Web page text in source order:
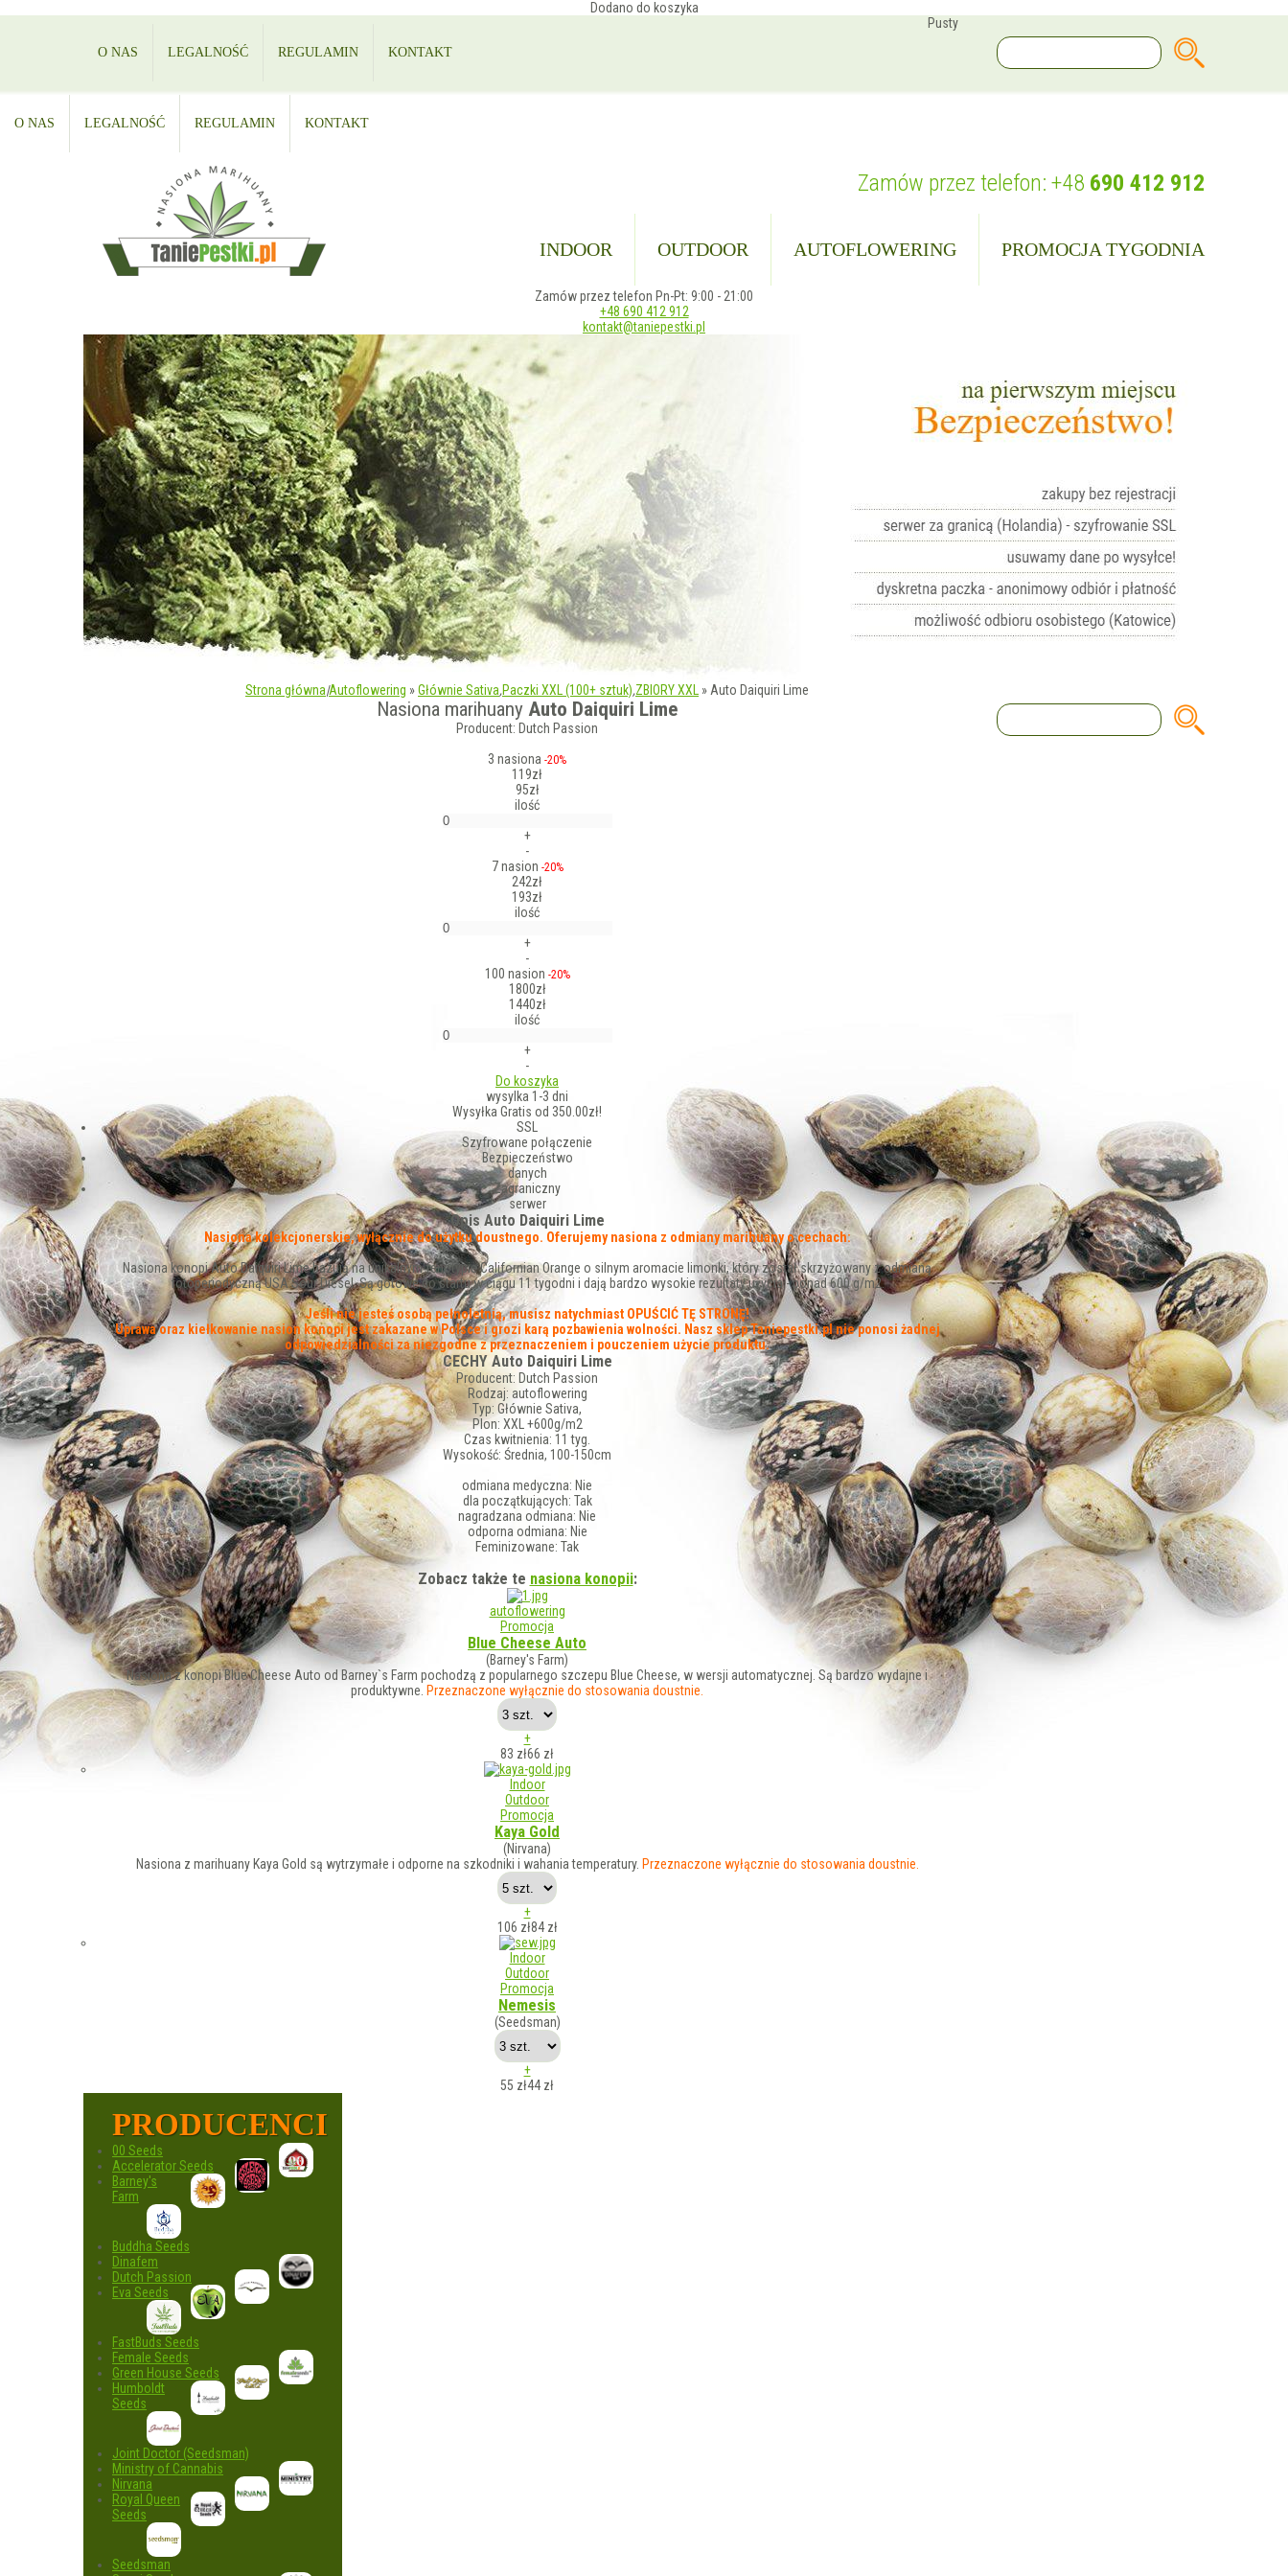
Dodano do koszyka
O NAS LEGALNOŚĆ REGULAMIN KONTAKT
Pusty
O NAS LEGALNOŚĆ REGULAMIN KONTAKT
Zamów przez telefon: +48 690 412 912
PROMOCJA TYGODNIA
AUTOFLOWERING
OUTDOOR
INDOOR
Zamów przez telefon Pn-Pt: 9:00 - 21:00
+48 690 412 912
kontakt@taniepestki.pl
Strona główna|Autoflowering »Głównie Sativa,Paczki XXL (100+ sztuk),ZBIORY XXL » Auto Daiquiri Lime
Nasiona marihuany Auto Daiquiri Lime
Producent: Dutch Passion
3 nasiona -20%
119zł
95zł
ilość
+
-
7 nasion -20%
242zł
193zł
ilość
+
-
100 nasion -20%
1800zł
1440zł
ilość
+
-
Do koszyka
wysylka 1-3 dni
Wysyłka Gratis od 350.00zł!
SSL
Szyfrowane połączenie
Bezpieczeństwo
danych
Zagraniczny
serwer
Opis Auto Daiquiri Lime
Nasiona kolekcjonerskie, wyłącznie do użytku doustnego. Oferujemy nasiona z odmiany marihuany o cechach:
Nasiona konopi Auto Daiquiri Lime bazują na unikalnym fenotypie Californian Orange o silnym aromacie limonki, który został skrzyżowany z odmianą
fotoperiodyczną USA Sour Diesel. Są gotowe do startu w ciągu 11 tygodni i dają bardzo wysokie rezultaty użycia - ponad 600 g/m2.
Jeśli nie jesteś osobą pełnoletnią, musisz natychmiast OPUŚCIĆ TĘ STRONĘ!
Uprawa oraz kiełkowanie nasion konopi jest zakazane w Polsce i grozi karą pozbawienia wolności. Nasz sklep Taniepestki.pl nie ponosi żadnej
odpowiedzialności za niezgodne z przeznaczeniem i pouczeniem użycie produktu.
CECHY Auto Daiquiri Lime
Producent: Dutch Passion
Rodzaj: autoflowering
Typ: Głównie Sativa,
Plon: XXL +600g/m2
Czas kwitnienia: 11 tyg.
Wysokość: Średnia, 100-150cm
odmiana medyczna: Nie
dla początkujących: Tak
nagradzana odmiana: Nie
odporna odmiana: Nie
Feminizowane: Tak
Zobacz także te nasiona konopii:
autoflowering
Promocja
Blue Cheese Auto
(Barney's Farm)
Nasiona z konopi Blue Cheese Auto od Barney`s Farm pochodzą z popularnego szczepu Blue Cheese, w wersji automatycznej. Są bardzo wydajne i
produktywne. Przeznaczone wyłącznie do stosowania doustnie.
+
83 zł66 zł
Indoor
Outdoor
Promocja
Kaya Gold
(Nirvana)
Nasiona z marihuany Kaya Gold są wytrzymałe i odporne na szkodniki i wahania temperatury. Przeznaczone wyłącznie do stosowania doustnie.
+
106 zł84zł
Indoor
Outdoor
Promocja
Nemesis
(Seedsman)
+
55 zł44 zł
PRODUCENCI
00 Seeds
Accelerator Seeds
Barney's
Farm
Buddha Seeds
Dinafem
Dutch Passion
Eva Seeds
FastBuds Seeds
Female Seeds
Green House Seeds
Humboldt
Seeds
Joint Doctor (Seedsman)
Ministry of Cannabis
Nirvana
Royal Queen
Seeds
Seedsman